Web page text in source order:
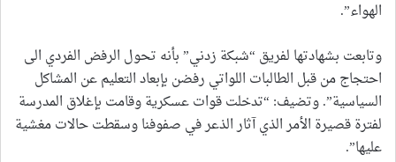
الهواء”.
وتابعت بشهادتها لفريق “شبكة زدني” بأنه تحول الرفض الفردي الى
احتجاج من قبل الطالبات اللواتي رفضن بإبعاد التعليم عن المشاكل
السياسية”. وتضيف: “تدخلت قوات عسكرية وقامت بإغلاق المدرسة
لفترة قصيرة الأمر الذي آثار الذعر في صفوفنا وسقطت حالات مغشية
عليها”.